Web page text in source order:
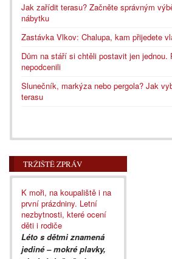
Jak zařídit terasu? Začněte správným
nábytku
Zastávka Vlkov: Chalupa, kam přijedete
Dům na stáří si chtěli postavit jen jednou.
nepodcenili
Slunečník, markýza nebo pergola? Jak
terasu
TRŽIŠTĚ ZPRÁV
K moři, na koupaliště i na
první prázdniny. Letní
nezbytnosti, které ocení
děti i rodiče
Léto s dětmi znamená
jediné – mokré plavky,